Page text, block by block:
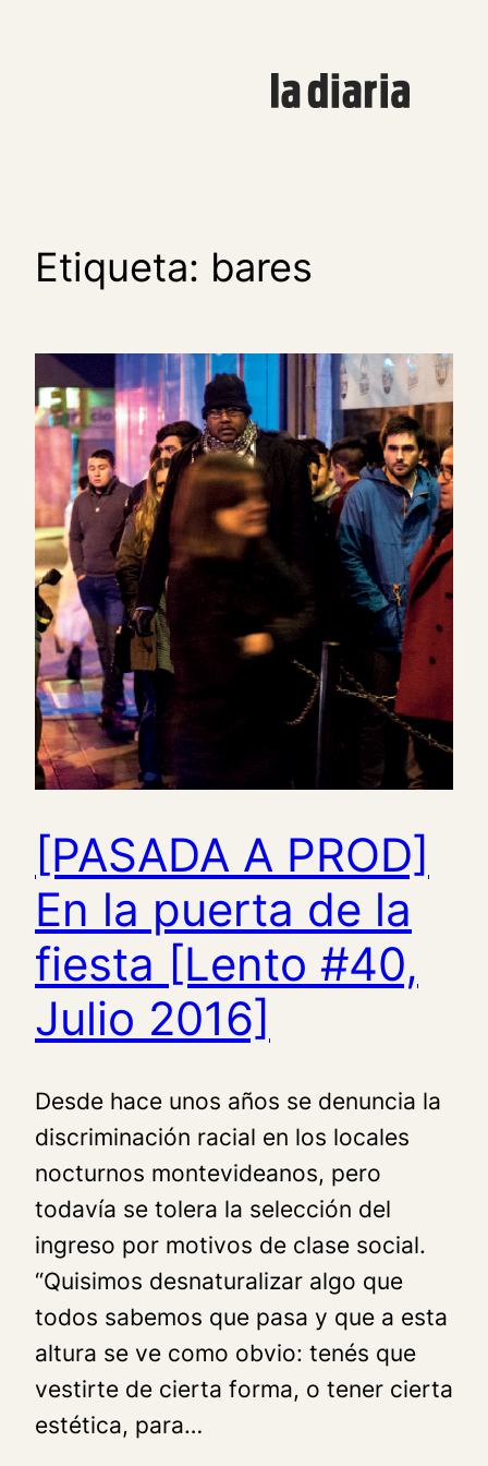
Etiqueta: bares
[PASADA A PROD]
En la puerta de la
fiesta [Lento #40,
Julio 2016]
Desde hace unos años se denuncia la
discriminación racial en los locales
nocturnos montevideanos, pero
todavía se tolera la selección del
ingreso por motivos de clase social.
“Quisimos desnaturalizar algo que
todos sabemos que pasa y que a esta
altura se ve como obvio: tenés que
vestirte de cierta forma, o tener cierta
estética, para…